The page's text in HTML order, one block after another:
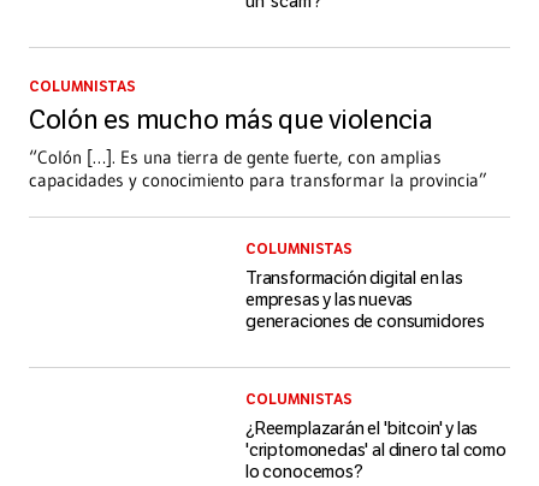
COLUMNISTAS
Colón es mucho más que violencia
“Colón […]. Es una tierra de gente fuerte, con amplias
capacidades y conocimiento para transformar la provincia”
COLUMNISTAS
Transformación digital en las
empresas y las nuevas
generaciones de consumidores
COLUMNISTAS
¿Reemplazarán el 'bitcoin' y las
'criptomonedas' al dinero tal como
lo conocemos?